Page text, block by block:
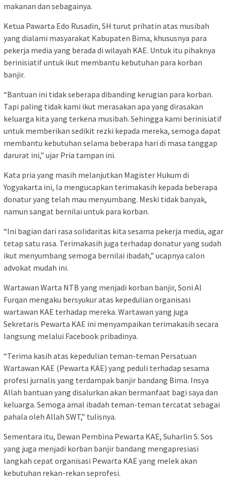
makanan dan sebagainya.
Ketua Pawarta Edo Rusadin, SH turut prihatin atas musibah
yang dialami masyarakat Kabupaten Bima, khususnya para
pekerja media yang berada di wilayah KAE. Untuk itu pihaknya
berinisiatif untuk ikut membantu kebutuhan para korban
banjir.
“Bantuan ini tidak seberapa dibanding kerugian para korban.
Tapi paling tidak kami ikut merasakan apa yang dirasakan
keluarga kita yang terkena musibah. Sehingga kami berinisiatif
untuk memberikan sedikit rezki kepada mereka, semoga dapat
membantu kebutuhan selama beberapa hari di masa tanggap
darurat ini,” ujar Pria tampan ini.
Kata pria yang masih melanjutkan Magister Hukum di
Yogyakarta ini, Ia mengucapkan terimakasih kepada beberapa
donatur yang telah mau menyumbang. Meski tidak banyak,
namun sangat bernilai untuk para korban.
“Ini bagian dari rasa solidaritas kita sesama pekerja media, agar
tetap satu rasa. Terimakasih juga terhadap donatur yang sudah
ikut menyumbang semoga bernilai ibadah,” ucapnya calon
advokat mudah ini.
Wartawan Warta NTB yang menjadi korban banjir, Soni Al
Furqan mengaku bersyukur atas kepedulian organisasi
wartawan KAE terhadap mereka. Wartawan yang juga
Sekretaris Pewarta KAE ini menyampaikan terimakasih secara
langsung melalui Facebook pribadinya.
“Terima kasih atas kepedulian teman-teman Persatuan
Wartawan KAE (Pewarta KAE) yang peduli terhadap sesama
profesi jurnalis yang terdampak banjir bandang Bima. Insya
Allah bantuan yang disalurkan akan bermanfaat bagi saya dan
keluarga. Semoga amal ibadah teman-teman tercatat sebagai
pahala oleh Allah SWT,” tulisnya.
Sementara itu, Dewan Pembina Pewarta KAE, Suharlin S. Sos
yang juga menjadi korban banjir bandang mengapresiasi
langkah cepat organisasi Pewarta KAE yang melek akan
kebutuhan rekan-rekan seprofesi.